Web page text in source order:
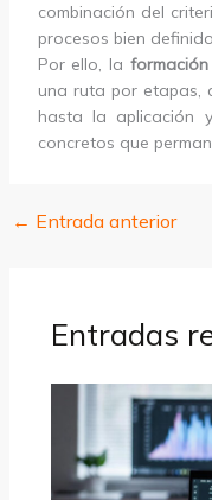
combinación del
procesos bien
Por ello, la
una ruta por etapas,
hasta la aplicación
concretos que
← Entrada anterior
Entradas